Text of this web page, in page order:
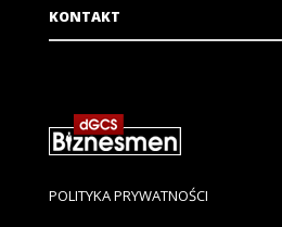
KONTAKT
POLITYKA PRYWATNOŚCI